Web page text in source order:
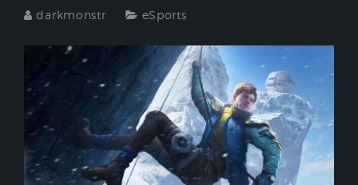
darkmonstr eSports